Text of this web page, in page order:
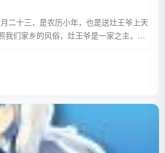
二十三，是农历小年，也是送灶王爷上天
我们家乡的风俗，灶王爷是一家之主，选